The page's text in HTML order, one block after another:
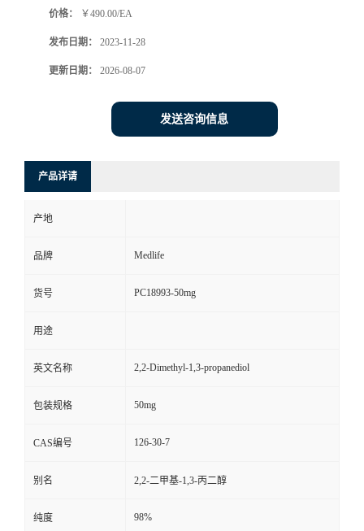
价格： ￥490.00/EA
发布日期： 2023-11-28
更新日期： 2026-08-07
发送咨询信息
产品详请
产地
品牌 Medlife
货号 PC18993-50mg
用途
英文名称 2,2-Dimethyl-1,3-propanediol
包装规格 50mg
CAS编号 126-30-7
别名 2,2-二甲基-1,3-丙二醇
纯度 98%